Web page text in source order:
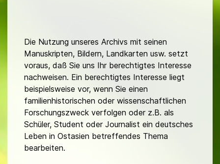
Die Nutzung unseres Archivs mit seinen
Manuskripten, Bildern, Landkarten usw. setzt
voraus, daß Sie uns Ihr berechtigtes Interesse
nachweisen. Ein berechtigtes Interesse liegt
beispielsweise vor, wenn Sie einen
familienhistorischen oder wissenschaftlichen
Forschungszweck verfolgen oder z.B. als
Schüler, Student oder Journalist ein deutsches
Leben in Ostasien betreffendes Thema
bearbeiten.